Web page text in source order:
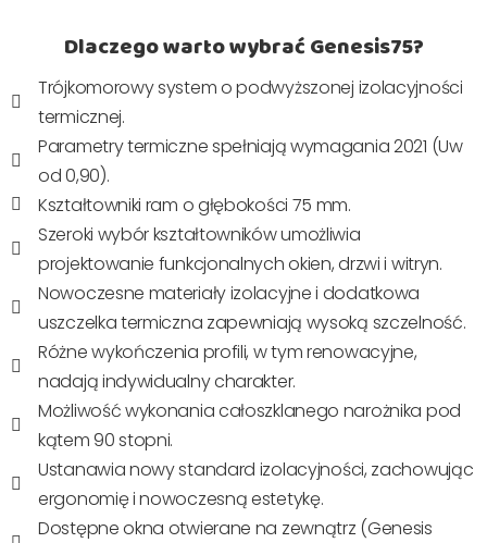
Dlaczego warto wybrać Genesis75?
Trójkomorowy system o podwyższonej izolacyjności
termicznej.
Parametry termiczne spełniają wymagania 2021 (Uw
od 0,90).
Kształtowniki ram o głębokości 75 mm.
Szeroki wybór kształtowników umożliwia
projektowanie funkcjonalnych okien, drzwi i witryn.
Nowoczesne materiały izolacyjne i dodatkowa
uszczelka termiczna zapewniają wysoką szczelność.
Różne wykończenia profili, w tym renowacyjne,
nadają indywidualny charakter.
Możliwość wykonania całoszklanego narożnika pod
kątem 90 stopni.
Ustanawia nowy standard izolacyjności, zachowując
ergonomię i nowoczesną estetykę.
Dostępne okna otwierane na zewnątrz (Genesis